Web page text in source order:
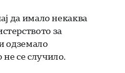
да имало некаква
за
одземало
се случило.